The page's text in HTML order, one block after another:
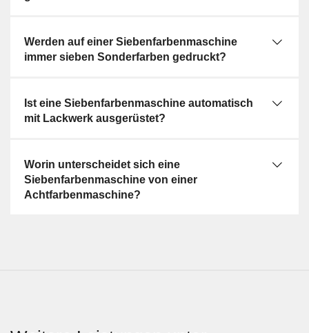
Werden auf einer Siebenfarbenmaschine
immer sieben Sonderfarben gedruckt?
Ist eine Siebenfarbenmaschine automatisch
mit Lackwerk ausgerüstet?
Worin unterscheidet sich eine
Siebenfarbenmaschine von einer
Achtfarbenmaschine?